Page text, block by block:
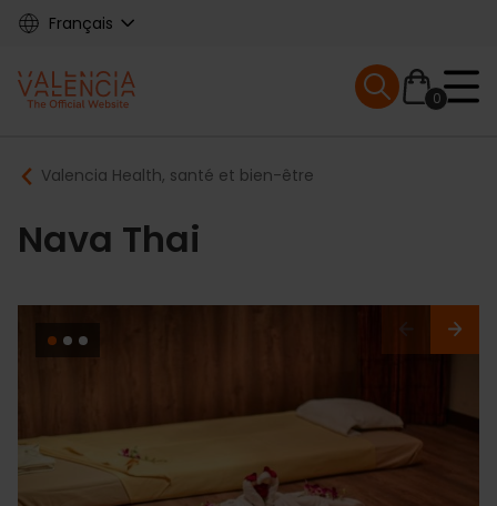
Skip
content
Français
Main
navigation
0
Mobile menu
Breadcrumb
Valencia Health, santé et bien-être
Nava Thai